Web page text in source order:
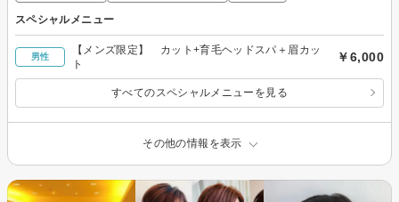
スペシャルメニュー
男性
【メンズ限定】 カット+育毛ヘッドスパ＋眉カッ
ト
￥6,000
すべてのスペシャルメニューを見る
その他の情報を表示